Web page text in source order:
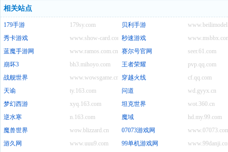
相关站点
179sy.com
179手游
贝利手游
www.show-card.com
秀卡游戏
秒速游戏
www.ramos.com.cn
蓝魔手游网 seer.61.com
赛尔号官网
bh3.mihoyo.com
崩坏3 pvp.qq.com
王者荣耀
www.wowsgame.cn
战舰世界 cf.qq.com
穿越火线
ty.163.com
天谕 wd.gyyx.cn
问道
xyq.163.com
梦幻西游 wot.360.cn
坦克世界
n.163.com
逆水寒 hd.my.99.com
魔域
wow.blizzard.cn
魔兽世界
07073游戏网
www.uuu9.com
游久网
99单机游戏网